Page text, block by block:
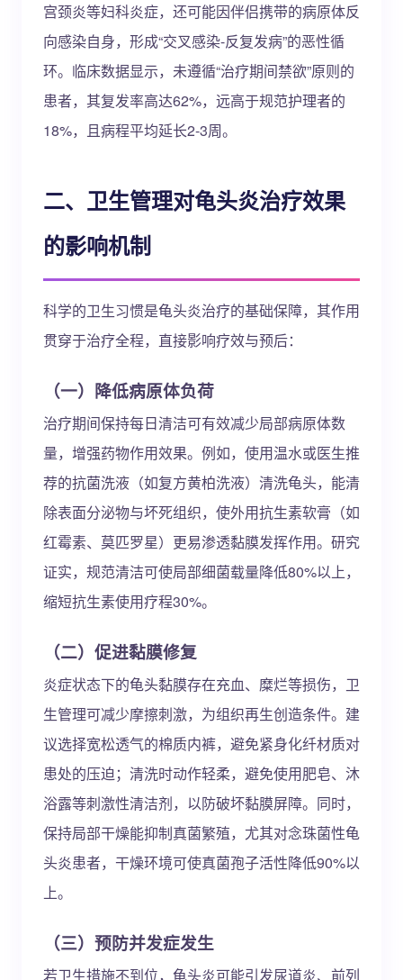
宫颈炎等妇科炎症，还可能因伴侣携带的病原体反
向感染自身，形成“交叉感染-反复发病”的恶性循
环。临床数据显示，未遵循“治疗期间禁欲”原则的
患者，其复发率高达62%，远高于规范护理者的
18%，且病程平均延长2-3周。
二、卫生管理对龟头炎治疗效果
的影响机制
科学的卫生习惯是龟头炎治疗的基础保障，其作用
贯穿于治疗全程，直接影响疗效与预后：
（一）降低病原体负荷
治疗期间保持每日清洁可有效减少局部病原体数
量，增强药物作用效果。例如，使用温水或医生推
荐的抗菌洗液（如复方黄柏洗液）清洗龟头，能清
除表面分泌物与坏死组织，使外用抗生素软膏（如
红霉素、莫匹罗星）更易渗透黏膜发挥作用。研究
证实，规范清洁可使局部细菌载量降低80%以上，
缩短抗生素使用疗程30%。
（二）促进黏膜修复
炎症状态下的龟头黏膜存在充血、糜烂等损伤，卫
生管理可减少摩擦刺激，为组织再生创造条件。建
议选择宽松透气的棉质内裤，避免紧身化纤材质对
患处的压迫；清洗时动作轻柔，避免使用肥皂、沐
浴露等刺激性清洁剂，以防破坏黏膜屏障。同时，
保持局部干燥能抑制真菌繁殖，尤其对念珠菌性龟
头炎患者，干燥环境可使真菌孢子活性降低90%以
上。
（三）预防并发症发生
若卫生措施不到位，龟头炎可能引发尿道炎、前列